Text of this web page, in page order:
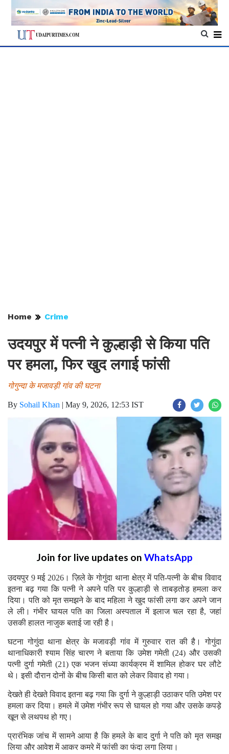
Home Crime
उदयपुर में पत्नी ने कुल्हाड़ी से किया पति
पर हमला, फिर खुद लगाई फांसी
गोगुन्दा के मजावड़ी गांव की घटना
By Sohail Khan | May 9, 2026, 12:53 IST
Join for live updates on WhatsApp
उदयपुर 9 मई 2026। ज़िले के गोगुंदा थाना क्षेत्र में पति-पत्नी के बीच विवाद
इतना बढ़ गया कि पत्नी ने अपने पति पर कुल्हाड़ी से ताबड़तोड़ हमला कर
दिया। पति को मृत समझने के बाद महिला ने खुद फांसी लगा कर अपने जान
ले ली। गंभीर घायल पति का जिला अस्पताल में इलाज चल रहा है, जहां
उसकी हालत नाजुक बताई जा रही है।
घटना गोगुंदा थाना क्षेत्र के मजावड़ी गांव में गुरुवार रात की है। गोगुंदा
थानाधिकारी श्याम सिंह चारण ने बताया कि उमेश गमेती (24) और उसकी
पत्नी दुर्गा गमेती (21) एक भजन संध्या कार्यक्रम में शामिल होकर घर लौटे
थे। इसी दौरान दोनों के बीच किसी बात को लेकर विवाद हो गया।
देखते ही देखते विवाद इतना बढ़ गया कि दुर्गा ने कुल्हाड़ी उठाकर पति उमेश पर
हमला कर दिया। हमले में उमेश गंभीर रूप से घायल हो गया और उसके कपड़े
खून से लथपथ हो गए।
प्रारंभिक जांच में सामने आया है कि हमले के बाद दुर्गा ने पति को मृत समझ
लिया और आवेश में आकर कमरे में फांसी का फंदा लगा लिया।